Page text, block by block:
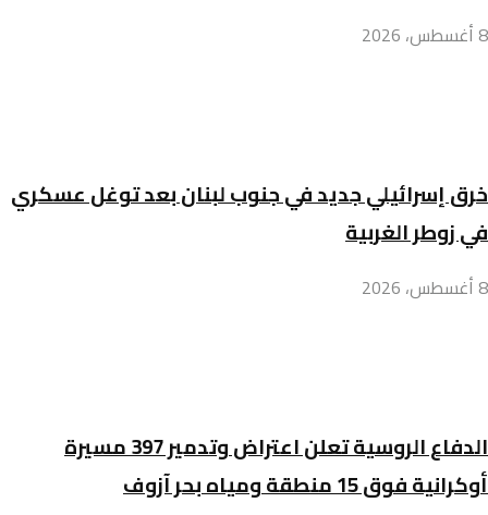
8 أغسطس، 2026
خرق إسرائيلي جديد في جنوب لبنان بعد توغل عسكري
في زوطر الغربية
8 أغسطس، 2026
الدفاع الروسية تعلن اعتراض وتدمير 397 مسيرة
أوكرانية فوق 15 منطقة ومياه بحر آزوف